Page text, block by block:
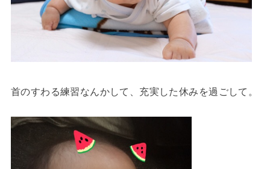
首のすわる練習なんかして、充実した休みを過ごして。